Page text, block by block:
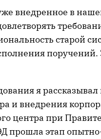
внедренное в
старой
поручений.
я
и внедрения
центра при
прошла этап